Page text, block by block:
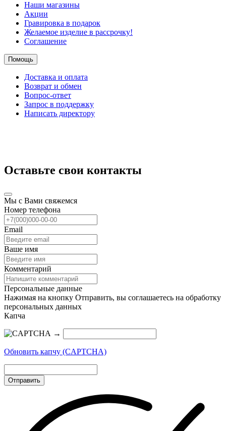
Наши магазины
Акции
Гравировка в подарок
Желаемое изделие в рассрочку!
Соглашение
Помощь
Доставка и оплата
Возврат и обмен
Вопрос-ответ
Запрос в поддержку
Написать директору
Оставьте свои контакты
Мы с Вами свяжемся
Номер телефона
Email
Ваше имя
Комментарий
Персональные данные
Нажимая на кнопку Отправить, вы соглашаетесь на обработку
персональных данных
Капча
→
Обновить капчу (CAPTCHA)
Отправить